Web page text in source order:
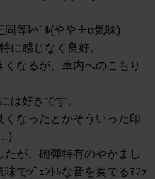
同等ﾚﾍﾞﾙ(やや＋α気味)
に感じなく良好。
なるが、車内へのこもり
は好きです。
なったとかそういった印
が、砲弾特有のやかまし
でｼﾞｪﾝﾄﾙな音を奏でるﾏﾌﾗ